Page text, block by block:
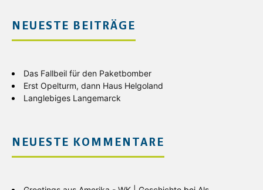
NEUESTE BEITRÄGE
Das Fallbeil für den Paketbomber
Erst Opelturm, dann Haus Helgoland
Langlebiges Langemarck
NEUESTE KOMMENTARE